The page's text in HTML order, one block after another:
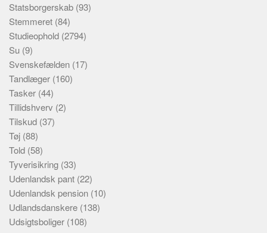
Statsborgerskab (93)
Stemmeret (84)
Studieophold (2794)
Su (9)
Svenskefælden (17)
Tandlæger (160)
Tasker (44)
Tillidshverv (2)
Tilskud (37)
Tøj (88)
Told (58)
Tyverisikring (33)
Udenlandsk pant (22)
Udenlandsk pension (10)
Udlandsdanskere (138)
Udsigtsboliger (108)